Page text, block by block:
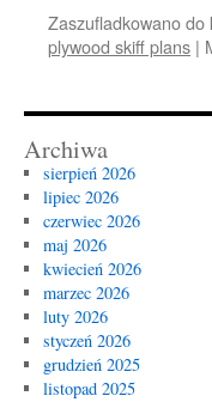
Zaszufladkowano do
plywood skiff plans |
Archiwa
sierpień 2026
lipiec 2026
czerwiec 2026
maj 2026
kwiecień 2026
marzec 2026
luty 2026
styczeń 2026
grudzień 2025
listopad 2025